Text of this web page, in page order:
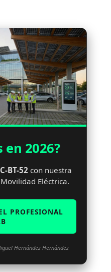
en 2026?
BT-52con nuestra
Eléctrica.
PROFESIONAL
Hernández Hernández